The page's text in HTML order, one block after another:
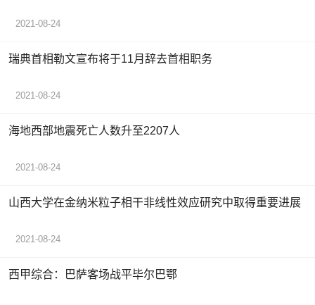
2021-08-24
瑞典首相勒文宣布将于11月辞去首相职务
2021-08-24
海地西部地震死亡人数升至2207人
2021-08-24
山西大学在金纳米粒子相干非线性效应研究中取得重要进展
2021-08-24
西甲综合：巴萨客场战平毕尔巴鄂